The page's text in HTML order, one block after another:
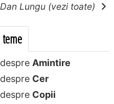
Lungu (vezi toate)
Amintire
Cer
Copii